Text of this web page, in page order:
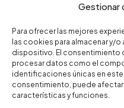
Gestionar
Para ofrecer las mejores
las cookies para almacenar y/
dispositivo. El consentimiento
procesar datos como el
identificaciones únicas en
consentimiento, puede
características y funciones.
Financiado por la Unión